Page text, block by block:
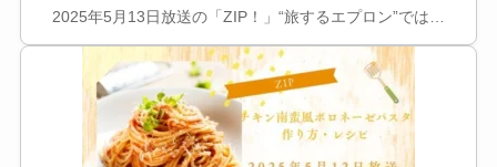
2025年5月13日放送の「ZIP！」“旅するエプロン”では…